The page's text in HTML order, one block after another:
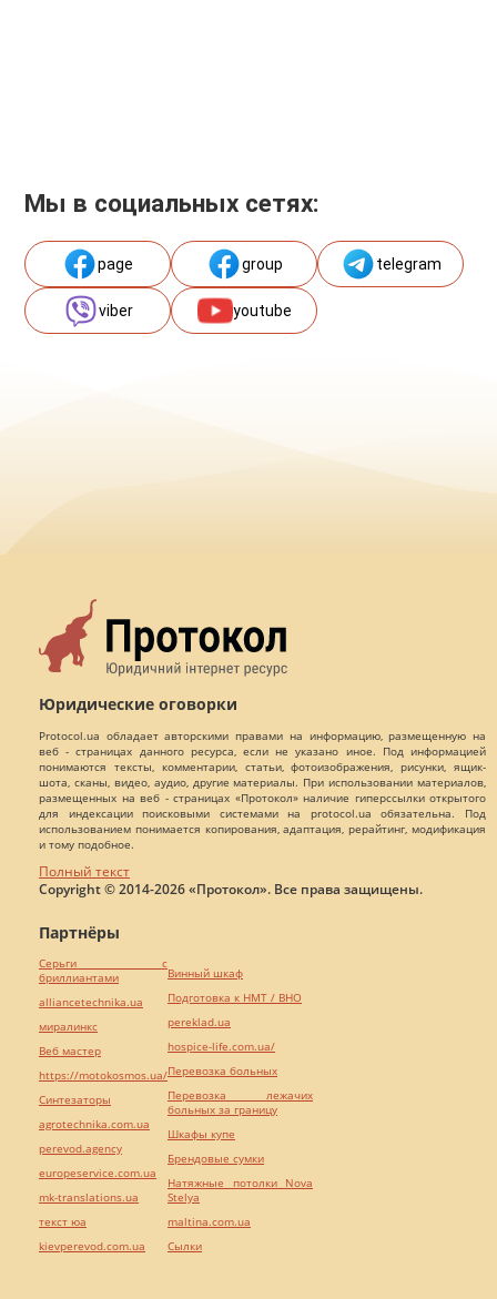
Мы в социальных сетях:
page group telegram
viber youtube
Юридические оговорки
Protocol.ua обладает авторскими правами на информацию, размещенную на
веб - страницах данного ресурса, если не указано иное. Под информацией
понимаются тексты, комментарии, статьи, фотоизображения, рисунки, ящик-
шота, сканы, видео, аудио, другие материалы. При использовании материалов,
размещенных на веб - страницах «Протокол» наличие гиперссылки открытого
для индексации поисковыми системами на protocol.ua обязательна. Под
использованием понимается копирования, адаптация, рерайтинг, модификация
и тому подобное.
Полный текст
Copyright © 2014-2026 «Протокол». Все права защищены.
Партнёры
Серьги с
бриллиантами
alliancetechnika.ua
миралинкс
Веб мастер
https://motokosmos.ua/
Синтезаторы
agrotechnika.com.ua
perevod.agency
europeservice.com.ua
mk-translations.ua
текст юа
kievperevod.com.ua
Винный шкаф
Подготовка к НМТ / ВНО
pereklad.ua
hospice-life.com.ua/
Перевозка больных
Перевозка лежачих
больных за границу
Шкафы купе
Брендовые сумки
Натяжные потолки Nova
Stelya
maltina.com.ua
Cылки